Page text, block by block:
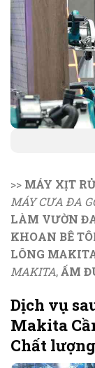
>> MÁY XỊT
MÁY CƯA ĐA
LÀM VƯỜN
KHOAN BÊ
LÔNG
MAKITA,ẤM
Dịch vụ
Makita
Chất